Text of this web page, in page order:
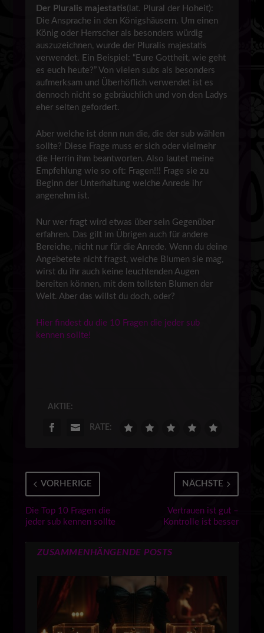
Der Pluralis majestatis(lat. Plural der Hoheit):
Die Ansprache in den Königshäusern. Um einen
König oder Herrscher als besonders würdig
auszuzeichnen, wurde der Pluralis majestatis
verwendet. Ein Beispiel: “Eure Gottheit, wie geht
es euch heute?” Von vielen subs als besonders
aufmerksam und Überhöflich verwendet ist es
dennoch nicht so gebräuchlich und von den Ladys
eher selten gefordert.
Aber welche ist denn nun die, die der sub wählen
sollte? Diese Frage muss er sich oder vielmehr
die Herrin ihm beantworten. Also lautet meine
Empfehlung wie so oft: Fragen!!! Frage sie zu
Beginn der Unterhaltung welche Anrede ihr
angenehm ist.
Nur wer fragt wird etwas über sein Gegenüber
erfahren. Das gilt im Übrigen auch für andere
Bereiche, nicht nur für die Anrede. Wenn du deine
Angebetete nicht fragst, welche Blumen sie mag,
wirst du ihr auch keine leuchtenden Augen
bereiten können, mit dem tollsten Blumen der
Welt. Aber das willst du doch, oder?
Hier findest du die 10 Fragen die jeder sub
kennen sollte!
AKTIE:
RATE:
VORHERIGE
Die Top 10 Fragen die
jeder sub kennen sollte
NÄCHSTE
Vertrauen ist gut –
Kontrolle ist besser
ZUSAMMENHÄNGENDE POSTS